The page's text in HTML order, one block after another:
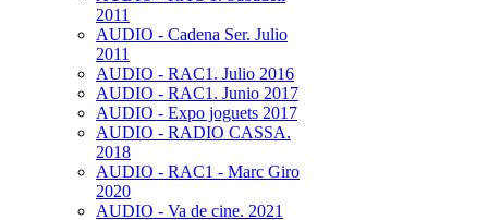
2011
AUDIO - Cadena Ser. Julio
2011
AUDIO - RAC1. Julio 2016
AUDIO - RAC1. Junio 2017
AUDIO - Expo joguets 2017
AUDIO - RADIO CASSA.
2018
AUDIO - RAC1 - Marc Giro
2020
AUDIO - Va de cine. 2021